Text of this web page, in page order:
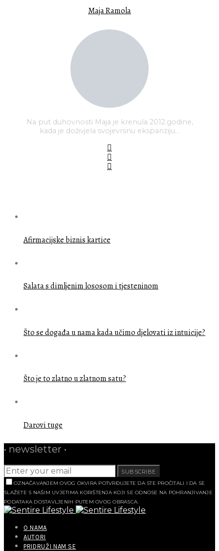
Maja Ramola
Na put duhovnosti Maja je krenula 2012.godine,
kada je doživjela svojevrsnu ekspanziju…
Afirmacijske biznis kartice
Salata s dimljenim lososom i tjesteninom
Što se događa u nama kada učimo djelovati iz intuicije?
Što je to zlatno u zlatnom satu?
Darovi tuge
• newsletter •
SUBSCRIBE
OZNAČAVANJEM OVOG OKVIRA POTVRĐUJETE DA STE PROČITALI I DA SE
SLAŽETE S NAŠIM UVJETIMA KORIŠTENJA KOJI SE ODNOSE NA POHRANJIVANJE
PODATAKA DOSTAVLJENIH PUTEM OVOG OBRASCA.
O NAMA
AUTORI
PRIDRUŽI NAM SE